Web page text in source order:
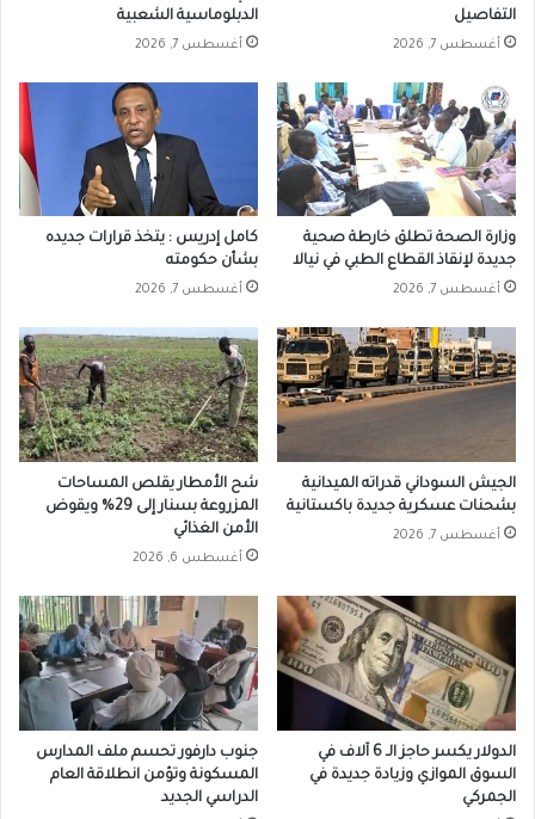
التفاصيل
أغسطس 7, 2026
الدبلوماسية الشعبية
أغسطس 7, 2026
وزارة الصحة تطلق خارطة صحية
جديدة لإنقاذ القطاع الطبي في نيالا
أغسطس 7, 2026
كامل إدريس : يتخذ قرارات جديده
بشأن حكومته
أغسطس 7, 2026
الجيش السوداني قدراته الميدانية
بشحنات عسكرية جديدة باكستانية
أغسطس 7, 2026
شح الأمطار يقلص المساحات
المزروعة بسنار إلى 29% ويقوض
الأمن الغذائي
أغسطس 6, 2026
الدولار يكسر حاجز الـ 6 آلاف في
السوق الموازي وزيادة جديدة في
الجمركي
جنوب دارفور تحسم ملف المدارس
المسكونة وتؤمن انطلاقة العام
الدراسي الجديد